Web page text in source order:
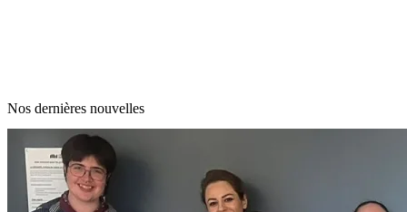
Nos dernières nouvelles